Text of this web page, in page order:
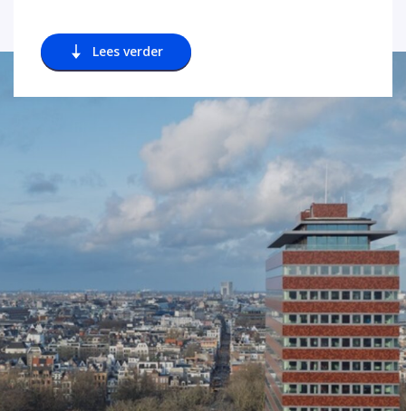
Lees verder